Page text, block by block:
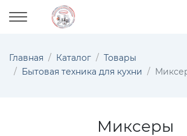
Главная Каталог
Товары
Бытовая техника для кухни
Миксеры